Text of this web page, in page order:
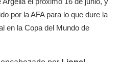
por la AFA para lo que dure la
en la Copa del Mundo de